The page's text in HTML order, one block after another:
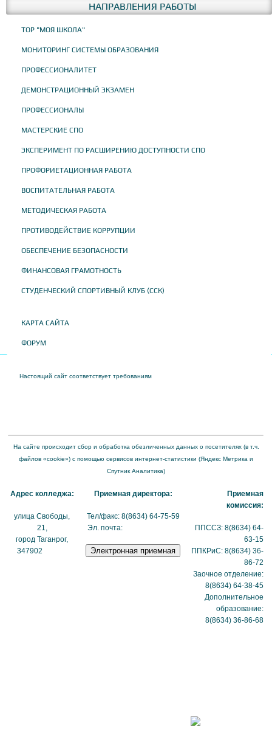
НАПРАВЛЕНИЯ РАБОТЫ
ТОР "МОЯ ШКОЛА"
МОНИТОРИНГ СИСТЕМЫ ОБРАЗОВАНИЯ
ПРОФЕССИОНАЛИТЕТ
ДЕМОНСТРАЦИОННЫЙ ЭКЗАМЕН
ПРОФЕССИОНАЛЫ
МАСТЕРСКИЕ СПО
ЭКСПЕРИМЕНТ ПО РАСШИРЕНИЮ ДОСТУПНОСТИ СПО
ПРОФОРИЕТАЦИОННАЯ РАБОТА
ВОСПИТАТЕЛЬНАЯ РАБОТА
МЕТОДИЧЕСКАЯ РАБОТА
ПРОТИВОДЕЙСТВИЕ КОРРУПЦИИ
ОБЕСПЕЧЕНИЕ БЕЗОПАСНОСТИ
ФИНАНСОВАЯ ГРАМОТНОСТЬ
СТУДЕНЧЕСКИЙ СПОРТИВНЫЙ КЛУБ (ССК)
КАРТА САЙТА
ФОРУМ
Настоящий сайт соответствует требованиям
На сайте происходит сбор и обработка обезличенных данных о посетителях (в т.ч.
файлов «cookie») с помощью сервисов интернет-статистики (Яндекс Метрика и
Спутник Аналитика)
Адрес колледжа:
улица Свободы,
21,
город Таганрог,
347902
Приемная директора:
Тел/факс: 8(8634) 64-75-59
Эл. почта:
Приемная
комиссия:
ППССЗ: 8(8634) 64-
63-15
ППКРиС: 8(8634) 36-
86-72
Заочное отделение:
8(8634) 64-38-45
Дополнительное
образование:
8(8634) 36-86-68